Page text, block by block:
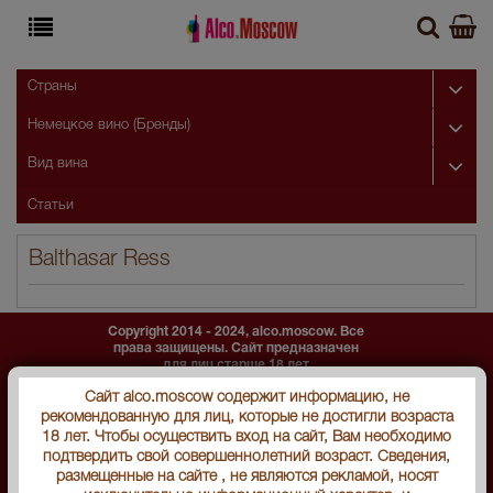
Balthasar Ress
Страны
Немецкое вино (Бренды)
Вид вина
Статьи
Copyright 2014 - 2024, alco.moscow. Все
права защищены. Сайт предназначен
для лиц старше 18 лет
Уведомляем, что алкогольная продукция может быть
приобретена
только в магазине СЕМАРГЛ.
г. Москва, ул. Серпуховский вал, дом 5. Пн-Вс, с 10:00-
Сайт alco.moscow содержит информацию, не
рекомендованную для лиц, которые не достигли возраста
18 лет. Чтобы осуществить вход на сайт, Вам необходимо
подтвердить свой совершеннолетний возраст. Сведения,
размещенные на сайте , не являются рекламой, носят